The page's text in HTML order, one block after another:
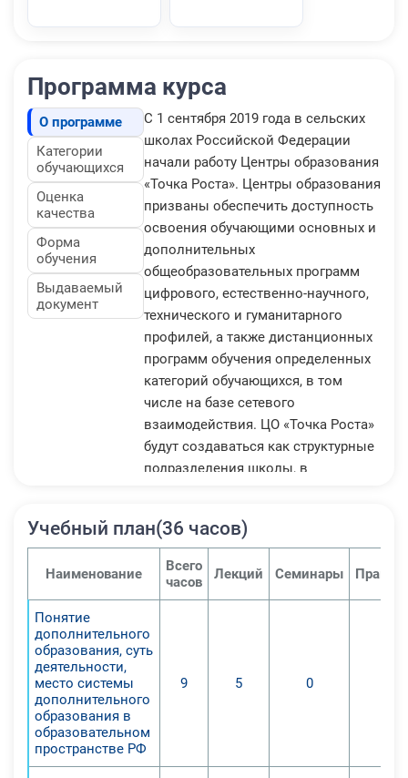
Программа курса
О программе
Категории
обучающихся
Оценка
качества
Форма
обучения
Выдаваемый
документ
С 1 сентября 2019 года в сельских
школах Российской Федерации
начали работу Центры образования
«Точка Роста». Центры образования
призваны обеспечить доступность
освоения обучающими основных и
дополнительных
общеобразовательных программ
цифрового, естественно-научного,
технического и гуманитарного
профилей, а также дистанционных
программ обучения определенных
категорий обучающихся, в том
числе на базе сетевого
взаимодействия. ЦО «Точка Роста»
будут создаваться как структурные
подразделения школы, в
современные информационные
учебное оборудование,
высокоскоростной Интернет и
послужат повышению качества и
Инфраструктура ЦО будет
использована и во внеурочное
время как общественное
пространство для развития
Учебный план(36 часов)
Наименование
Всего
часов
Лекций Семинары
Понятие
дополнительного
образования, суть
деятельности,
место системы
дополнительного
образования в
образовательном
пространстве РФ
9 5 0